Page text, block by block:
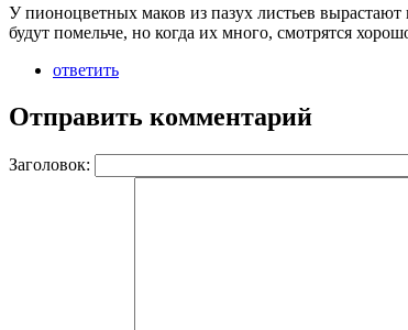
У пионоцветных маков из пазух листьев
будут помельче, но когда их много, смотрятся
ответить
Отправить комментарий
Заголовок: